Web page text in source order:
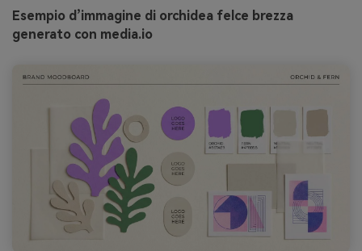
Esempio d’immagine di orchidea felce brezza
generato con media.io